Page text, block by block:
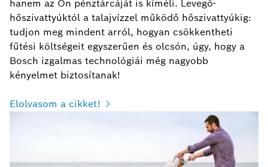
hanem az Ön pénztárcáját is kíméli. Levegő-
hőszivattyúktól a talajvízzel működő hőszivattyúkig:
tudjon meg mindent arról, hogyan csökkentheti
fűtési költségeit egyszerűen és olcsón, úgy, hogy a
Bosch izgalmas technológiái még nagyobb
kényelmet biztosítanak!
Elolvasom a cikket!